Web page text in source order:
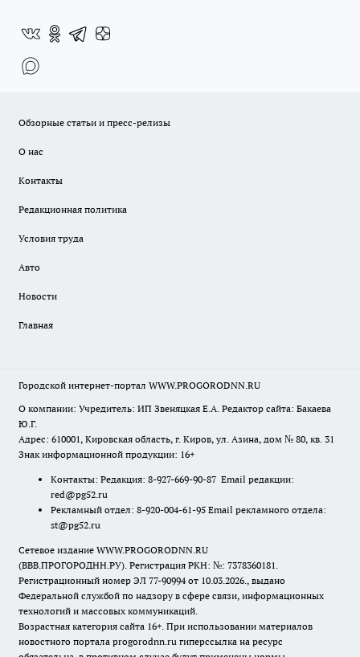
Обзорные статьи и пресс-релизы
О нас
Контакты
Редакционная политика
Условия труда
Авто
Новости
Главная
Городской интернет-портал WWW.PROGORODNN.RU
О компании: Учредитель: ИП Звеняцкая Е.А. Редактор сайта: Бакаева
Ю.Г.
Адрес: 610001, Кировская область, г. Киров, ул. Азина, дом № 80, кв. 31
Знак информационной продукции: 16+
Контакты: Редакция: 8-927-669-90-87 Email редакции:
red@pg52.ru
Рекламный отдел: 8-920-004-61-95 Email рекламного отдела:
st@pg52.ru
Сетевое издание WWW.PROGORODNN.RU
(ВВВ.ПРОГОРОДНН.РУ). Регистрация РКН: №: 7378360181.
Регистрационный номер ЭЛ 77-90994 от 10.03.2026., выдано
Федеральной службой по надзору в сфере связи, информационных
технологий и массовых коммуникаций.
Возрастная категория сайта 16+. При использовании материалов
новостного портала progorodnn.ru гиперссылка на ресурс